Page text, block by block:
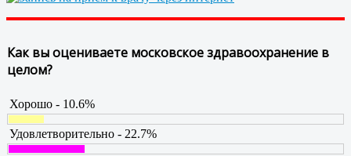
Как вы оцениваете московское здравоохранение в
целом?
Хорошо - 10.6%
Удовлетворительно - 22.7%